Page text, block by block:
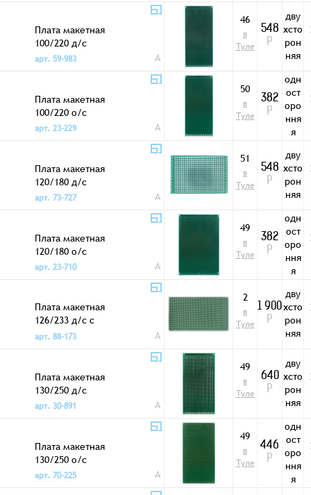
Плата макетная
100/220 д/с
арт. 59-983
A
46
в
Туле
548
Р
дву
хсто
рон
няя
Плата макетная
100/220 о/с
арт. 23-229
A
50
в
Туле
382
Р
одн
ост
оро
ння
я
Плата макетная
120/180 д/с
арт. 73-727
A
51
в
Туле
548
Р
дву
хсто
рон
няя
Плата макетная
120/180 о/с
арт. 23-710
A
49
в
Туле
382
Р
одн
ост
оро
ння
я
Плата макетная
126/233 д/с с
креп.отв. 3DM
арт. 88-173 A
2
в
Туле
1 900
Р
дву
хсто
рон
няя
Плата макетная
130/250 д/с
арт. 30-891
A
49
в
Туле
640
Р
дву
хсто
рон
няя
Плата макетная
130/250 о/с
арт. 70-225
A
49
в
Туле
446
Р
одн
ост
оро
ння
я